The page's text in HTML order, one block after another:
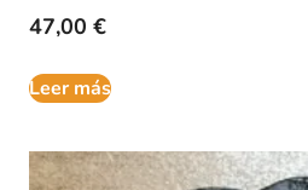
47,00 €
Leer más